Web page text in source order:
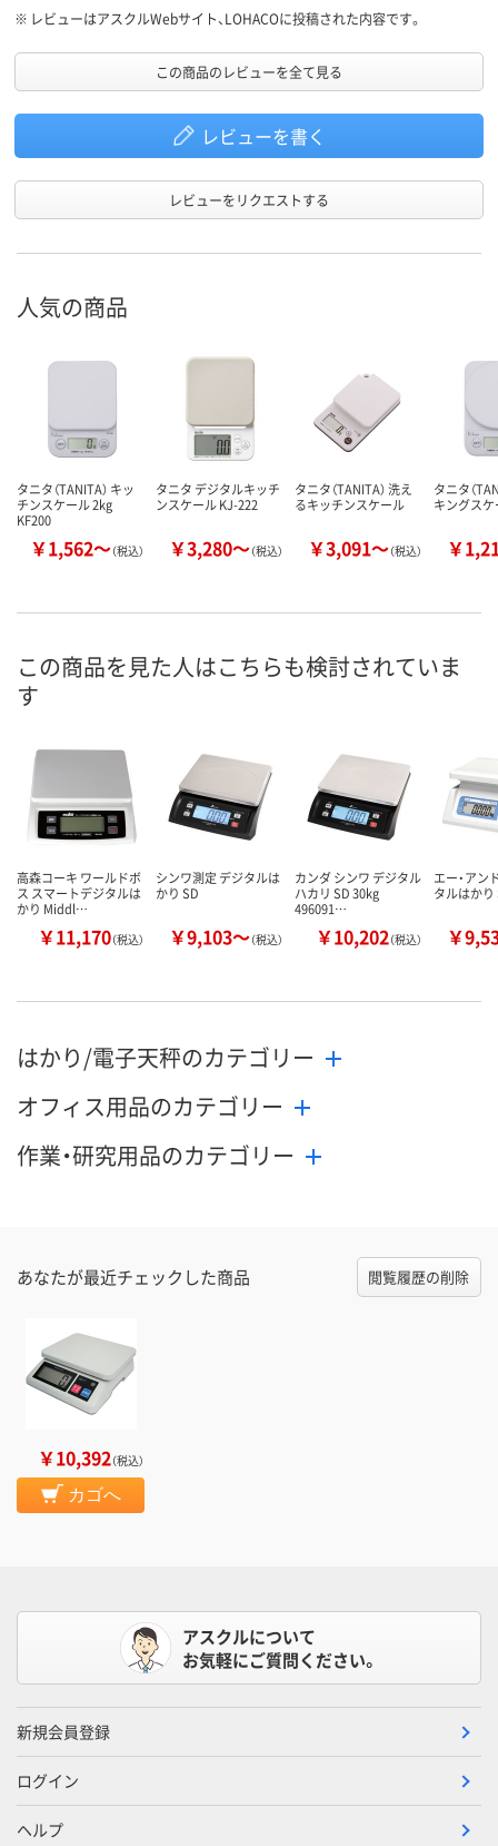
※ レビューはアスクルWebサイト、LOHACOに投稿された内容です。
この商品のレビューを全て見る
レビューを書く
レビューをリクエストする
人気の商品
タニタ（TANITA） キッ
チンスケール 2kg
KF200
￥1,562～（税込）
タニタ デジタルキッチ
ンスケール KJ-222
￥3,280～（税込）
タニタ（TANITA） 洗え
るキッチンスケール
￥3,091～（税込）
タニタ（
キングス
￥
この商品を見た人はこちらも検討されていま
す
高森コーキ ワールドボ
ス スマートデジタルは
かり Middl…
￥11,170（税込）
シンワ測定 デジタルは
かり SD
￥9,103～（税込）
カンダ シンワ デジタル
ハカリ SD 30kg
496091…
￥10,202（税込）
エー・アン
タルはか
￥
はかり/電子天秤のカテゴリー
オフィス用品のカテゴリー
作業・研究用品のカテゴリー
あなたが最近チェックした商品 閲覧履歴の削除
￥10,392（税込）
カゴへ
アスクルについて
お気軽にご質問ください。
新規会員登録
ログイン
ヘルプ